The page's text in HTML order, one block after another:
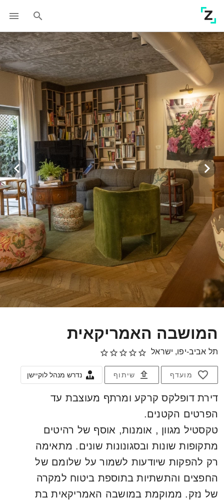
המושבה האמריקאית
תל אביב-יפו, ישראל
מועדף שיתוף נדרש מנהל לוקיישן
דירת דופלקס קרקע ומרתף מעוצבת עד
הפרטים הקטנים.
טקסטיל מגוון , אומנות, אוסף של רהיטים
מתקופות שונות ובסגונונות שונים. מתאימה
רק להפקות שיודעות לשמור על שלומם של
החפצים והתשתיות בתוספת ביטוח למקרה
של נזק. ממוקמת במושבה האמריקאית בת